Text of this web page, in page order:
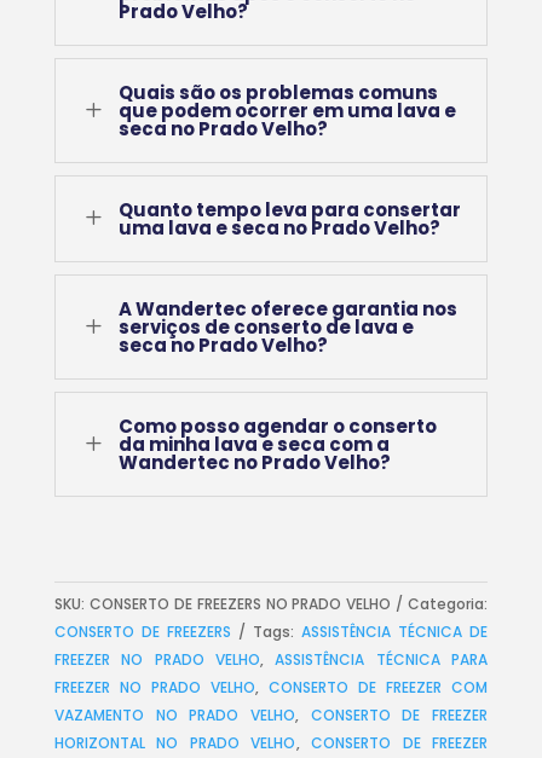
Prado Velho?
L
Quais são os problemas comuns
que podem ocorrer em uma lava e
seca no Prado Velho?
L Quanto tempo leva para consertar
uma lava e seca no Prado Velho?
L
A Wandertec oferece garantia nos
serviços de conserto de lava e
seca no Prado Velho?
L
Como posso agendar o conserto
da minha lava e seca com a
Wandertec no Prado Velho?
SKU: CONSERTO DE FREEZERS NO PRADO VELHO
Categoria:
CONSERTO DE FREEZERS
Tags:ASSISTÊNCIA TÉCNICA DE
FREEZER NO PRADO VELHO,ASSISTÊNCIA TÉCNICA PARA
FREEZER NO PRADO VELHO,CONSERTO DE FREEZER COM
VAZAMENTO NO PRADO VELHO, CONSERTO DE FREEZER
HORIZONTAL NO PRADO VELHO,CONSERTO DE FREEZER